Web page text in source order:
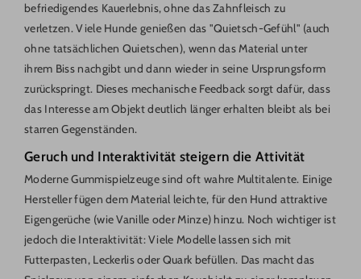
befriedigendes Kauerlebnis, ohne das Zahnfleisch zu
verletzen. Viele Hunde genießen das "Quietsch-Gefühl" (auch
ohne tatsächlichen Quietschen), wenn das Material unter
ihrem Biss nachgibt und dann wieder in seine Ursprungsform
zurückspringt. Dieses mechanische Feedback sorgt dafür, dass
das Interesse am Objekt deutlich länger erhalten bleibt als bei
starren Gegenständen.
Geruch und Interaktivität steigern die Attivität
Moderne Gummispielzeuge sind oft wahre Multitalente. Einige
Hersteller fügen dem Material leichte, für den Hund attraktive
Eigengerüche (wie Vanille oder Minze) hinzu. Noch wichtiger ist
jedoch die Interaktivität: Viele Modelle lassen sich mit
Futterpasten, Leckerlis oder Quark befüllen. Das macht das